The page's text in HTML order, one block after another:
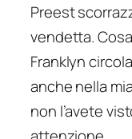
Preest
vendetta.
Franklyn
anche nella
non l’avete